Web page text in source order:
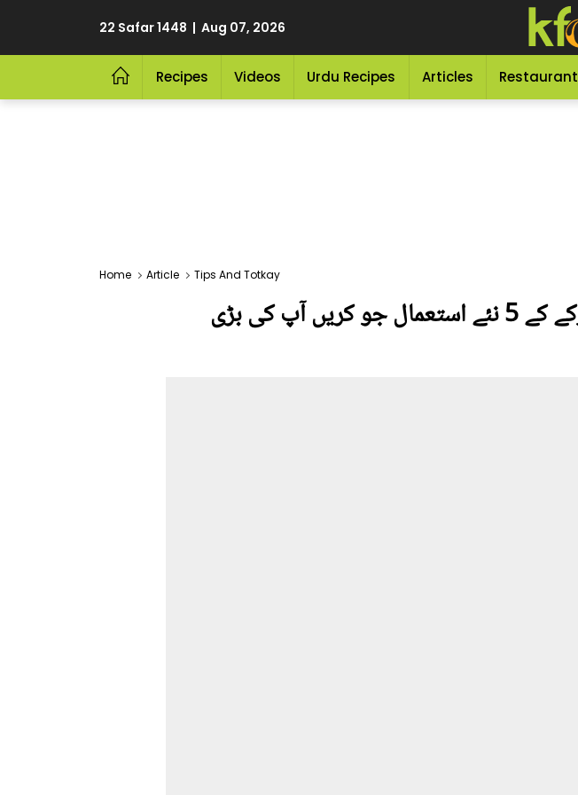
22 Safar 1448 | Aug 07, 2026
Recipes Videos Urdu Recipes Articles Restaurant
Home Article Tips And Totkay
کھانے میں ڈالنے والا اور کیا کام کرتا ہے؟ عام سے سرکے کے 5 نئے استعمال جو کریں آپ کی بڑی